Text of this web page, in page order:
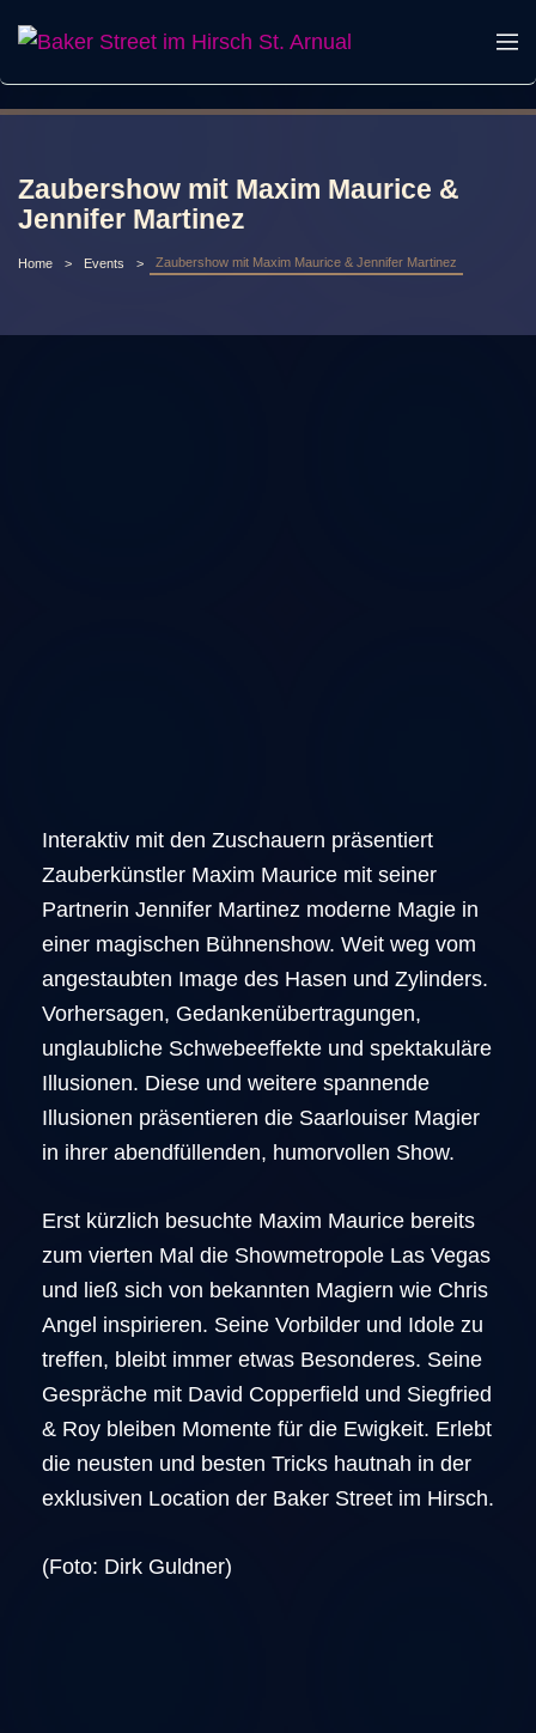
Zaubershow mit Maxim Maurice &
Jennifer Martinez
Home Events Zaubershow mit Maxim Maurice & Jennifer Martinez
Interaktiv mit den Zuschauern präsentiert
Zauberkünstler Maxim Maurice mit seiner
Partnerin Jennifer Martinez moderne Magie in
einer magischen Bühnenshow. Weit weg vom
angestaubten Image des Hasen und Zylinders.
Vorhersagen, Gedankenübertragungen,
unglaubliche Schwebeeffekte und spektakuläre
Illusionen. Diese und weitere spannende
Illusionen präsentieren die Saarlouiser Magier
in ihrer abendfüllenden, humorvollen Show.
Erst kürzlich besuchte Maxim Maurice bereits
zum vierten Mal die Showmetropole Las Vegas
und ließ sich von bekannten Magiern wie Chris
Angel inspirieren. Seine Vorbilder und Idole zu
treffen, bleibt immer etwas Besonderes. Seine
Gespräche mit David Copperfield und Siegfried
& Roy bleiben Momente für die Ewigkeit. Erlebt
die neusten und besten Tricks hautnah in der
exklusiven Location der Baker Street im Hirsch.
(Foto: Dirk Guldner)